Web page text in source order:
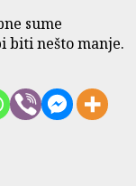
sume
biti nešto manje.